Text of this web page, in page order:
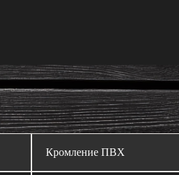
Кромление ПВХ